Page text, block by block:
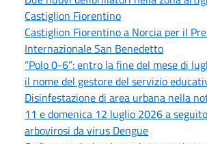
Castiglion Fiorentino
Castiglion Fiorentino a Norcia per il
Internazionale San Benedetto
“Polo 0-6”: entro la fine del mese di
il nome del gestore del servizio
Disinfestazione di area urbana nella
11 e domenica 12 luglio 2026 a
arbovirosi da virus Dengue